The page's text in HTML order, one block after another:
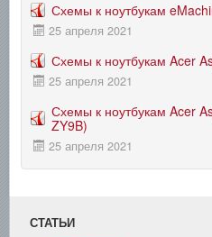
Схемы к ноутбукам
25 апреля 2021
Схемы к ноутбукам Acer
25 апреля 2021
Схемы к ноутбукам Acer
ZY9B)
25 апреля 2021
СТАТЬИ